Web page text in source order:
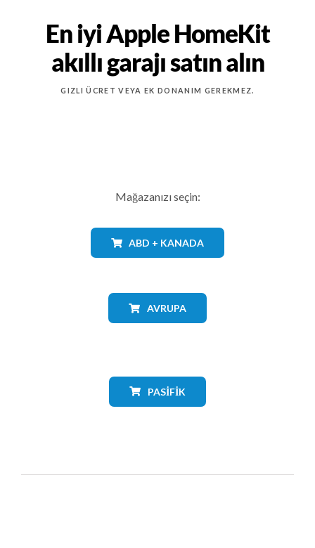
En iyi Apple HomeKit
akıllı garajı satın alın
GIZLI ÜCRET VEYA EK DONANIM GEREKMEZ.
Mağazanızı seçin:
ABD + KANADA
AVRUPA
PASIFIK